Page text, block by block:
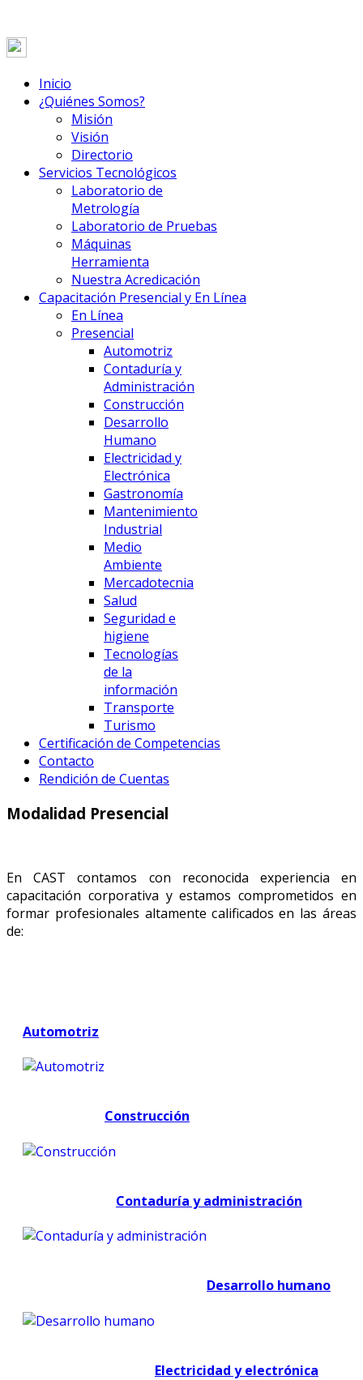
Inicio
¿Quiénes Somos?
Misión
Visión
Directorio
Servicios Tecnológicos
Laboratorio de
Metrología
Laboratorio de Pruebas
Máquinas
Herramienta
Nuestra Acredicación
Capacitación Presencial y En Línea
En Línea
Presencial
Automotriz
Contaduría y
Administración
Construcción
Desarrollo
Humano
Electricidad y
Electrónica
Gastronomía
Mantenimiento
Industrial
Medio
Ambiente
Mercadotecnia
Salud
Seguridad e
higiene
Tecnologías
de la
información
Transporte
Turismo
Certificación de Competencias
Contacto
Rendición de Cuentas
Modalidad Presencial
En CAST contamos con reconocida experiencia en
capacitación corporativa y estamos comprometidos en
formar profesionales altamente calificados en las áreas
de:
Automotriz
Construcción
Contaduría y administración
Desarrollo humano
Electricidad y electrónica